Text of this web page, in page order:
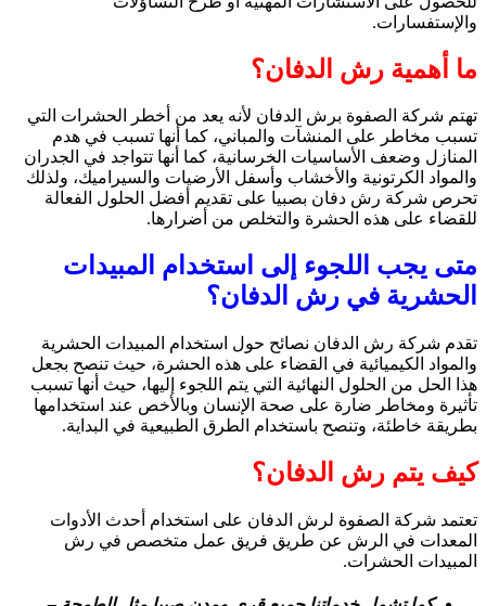
والإستفسارات.
ما أهمية رش الدفان؟
تهتم شركة الصفوة برش الدفان لأنه يعد من أخطر الحشرات التي
تسبب مخاطر على المنشآت والمباني، كما أنها تسبب في هدم
المنازل وضعف الأساسيات الخرسانية، كما أنها تتواجد في الجدران
والمواد الكرتونية والأخشاب وأسفل الأرضيات والسيراميك، ولذلك
تحرص شركة رش دفان بصبيا على تقديم أفضل الحلول الفعالة
للقضاء على هذه الحشرة والتخلص من أضرارها.
متى يجب اللجوء إلى استخدام المبيدات
الحشرية في رش الدفان؟
تقدم شركة رش الدفان نصائح حول استخدام المبيدات الحشرية
والمواد الكيميائية في القضاء على هذه الحشرة، حيث تنصح بجعل
هذا الحل من الحلول النهائية التي يتم اللجوء إليها، حيث أنها تسبب
تأثيرة ومخاطر ضارة على صحة الإنسان وبالأخص عند استخدامها
بطريقة خاطئة، وتنصح باستخدام الطرق الطبيعية في البداية.
كيف يتم رش الدفان؟
تعتمد شركة الصفوة لرش الدفان على استخدام أحدث الأدوات
المعدات في الرش عن طريق فريق عمل متخصص في رش
المبيدات الحشرات.